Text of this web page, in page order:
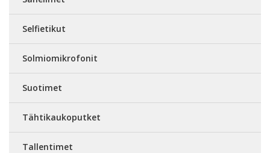
Selfietikut
Solmiomikrofonit
Suotimet
Tähtikaukoputket
Tallentimet